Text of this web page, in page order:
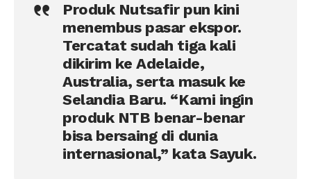
Produk Nutsafir pun kini
menembus pasar ekspor.
Tercatat sudah tiga kali
dikirim ke Adelaide,
Australia, serta masuk ke
Selandia Baru. “Kami ingin
produk NTB benar-benar
bisa bersaing di dunia
internasional,” kata Sayuk.